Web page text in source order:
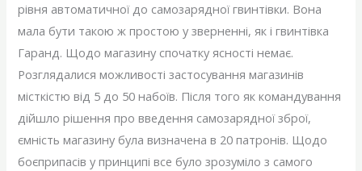
рівня автоматичної до самозарядної гвинтівки. Вона
мала бути такою ж простою у зверненні, як і гвинтівка
Гаранд. Щодо магазину спочатку ясності немає.
Розглядалися можливості застосування магазинів
місткістю від 5 до 50 набоїв. Після того як командування
дійшло рішення про введення самозарядної зброї,
ємність магазину була визначена в 20 патронів. Щодо
боєприпасів у принципі все було зрозуміло з самого